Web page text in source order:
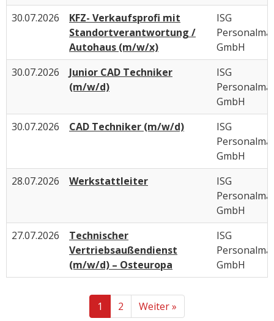
30.07.2026
KFZ- Verkaufsprofi mit
Standortverantwortung /
Autohaus (m/w/x)
ISG
GmbH
30.07.2026
Junior CAD Techniker
(m/w/d)
ISG
GmbH
30.07.2026
CAD Techniker (m/w/d)
ISG
GmbH
28.07.2026
Werkstattleiter
ISG
GmbH
27.07.2026
Technischer
Vertriebsaußendienst
(m/w/d) – Osteuropa
ISG
GmbH
1 2 Weiter »